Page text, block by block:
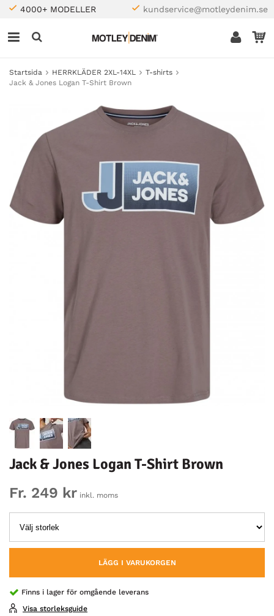
4000+ MODELLER kundservice@motleydenim.se
Startsida HERRKLÄDER 2XL-14XL
T-shirts
Jack & Jones Logan T-Shirt Brown
Jack & Jones Logan T-Shirt Brown
Fr. 249 kr inkl. moms
LÄGG I VARUKORGEN
Finns i lager för omgående leverans
Visa storleksguide